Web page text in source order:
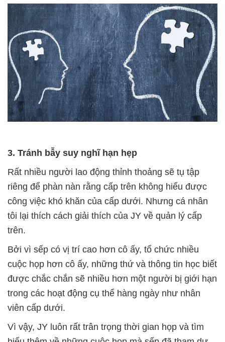
3. Tránh bẫy suy nghĩ hạn hẹp
Rất nhiều người lao động thỉnh thoảng sẽ tụ tập
riêng để phàn nàn rằng cấp trên không hiểu được
công việc khó khăn của cấp dưới. Nhưng cá nhân
tôi lại thích cách giải thích của JY về quản lý cấp
trên.
Bởi vì sếp có vị trí cao hơn cô ấy, tổ chức nhiều
cuộc họp hơn cô ấy, những thứ và thông tin học biết
được chắc chắn sẽ nhiều hơn một người bị giới hạn
trong các hoạt động cụ thể hàng ngày như nhân
viên cấp dưới.
Vì vậy, JY luôn rất trân trọng thời gian họp và tìm